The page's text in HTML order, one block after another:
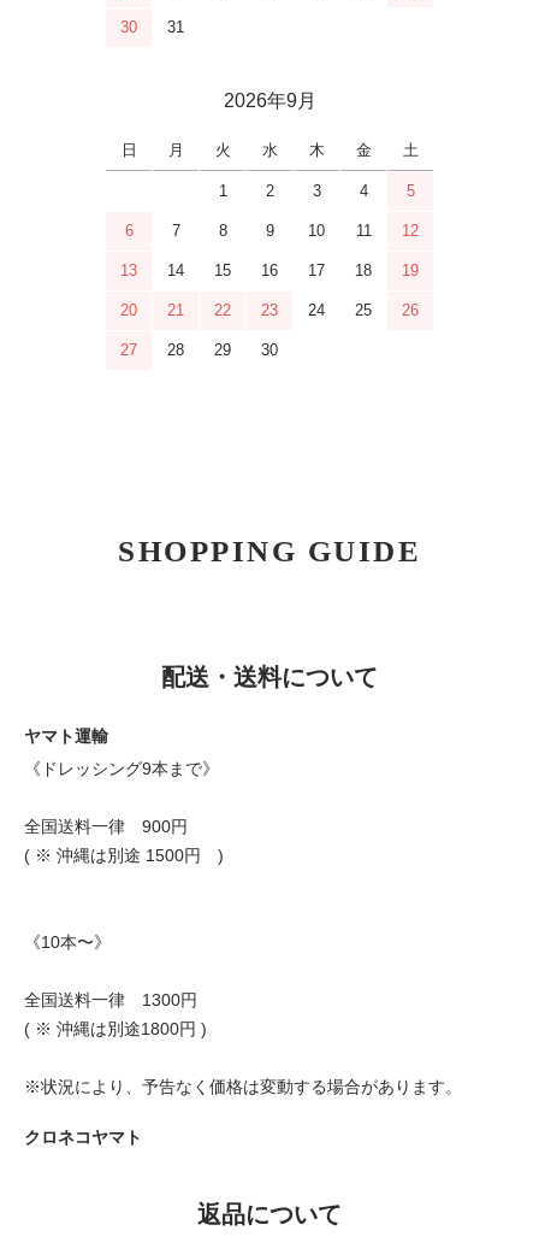
30 31
2026年9月
日 月 火 水 木 金 土
1 2 3 4 5
6 7 8 9 10 11 12
13 14 15 16 17 18 19
20 21 22 23 24 25 26
27 28 29 30
SHOPPING GUIDE
配送・送料について
ヤマト運輸
《ドレッシング9本まで》
全国送料一律 900円
( ※ 沖縄は別途 1500円 )
《10本〜》
全国送料一律 1300円
( ※ 沖縄は別途1800円 )
※状況により、予告なく価格は変動する場合があります。
クロネコヤマト
返品について